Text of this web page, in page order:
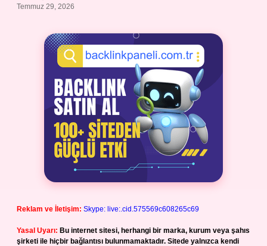
Temmuz 29, 2026
Reklam ve İletişim: Skype: live:.cid.575569c608265c69
Yasal Uyarı: Bu internet sitesi, herhangi bir marka, kurum veya şahıs
şirketi ile hiçbir bağlantısı bulunmamaktadır. Sitede yalnızca kendi